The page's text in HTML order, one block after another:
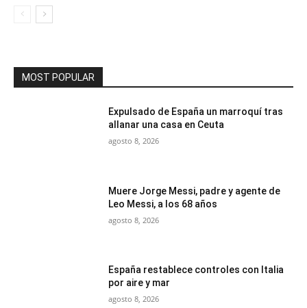
MOST POPULAR
Expulsado de España un marroquí tras
allanar una casa en Ceuta
agosto 8, 2026
Muere Jorge Messi, padre y agente de
Leo Messi, a los 68 años
agosto 8, 2026
España restablece controles con Italia
por aire y mar
agosto 8, 2026